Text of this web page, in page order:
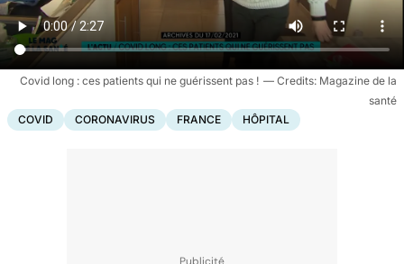
Covid long : ces patients qui ne guérissent pas !
Magazine de la
santé
COVID
CORONAVIRUS FRANCE HÔPITAL